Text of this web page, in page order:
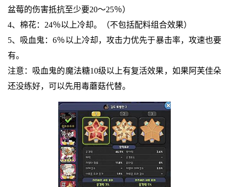
盆莓的伤害抵抗至少要20～25％）
4、棉花：24％以上冷却。（不包括配料组合效果）
5、吸血鬼：6％以上冷却，攻击力优先于暴击率，攻速也要
有。
注意：吸血鬼的魔法糖10级以上有复活效果，如果阿芙佳朵
还没练好，可以先用毒蘑菇代替。